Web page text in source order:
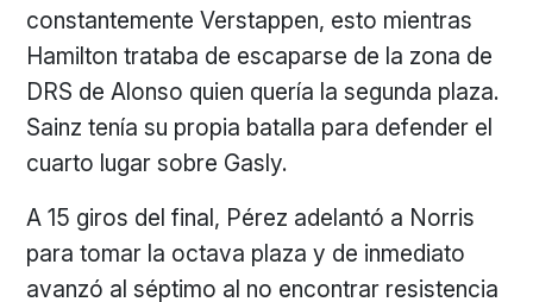
constantemente Verstappen, esto mientras
Hamilton trataba de escaparse de la zona de
DRS de Alonso quien quería la segunda plaza.
Sainz tenía su propia batalla para defender el
cuarto lugar sobre Gasly.
A 15 giros del final, Pérez adelantó a Norris
para tomar la octava plaza y de inmediato
avanzó al séptimo al no encontrar resistencia